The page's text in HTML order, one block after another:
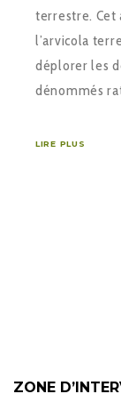
terrestre. Cet
l’arvicola
déplorer les
dénommés
LIRE PLUS
ZONE